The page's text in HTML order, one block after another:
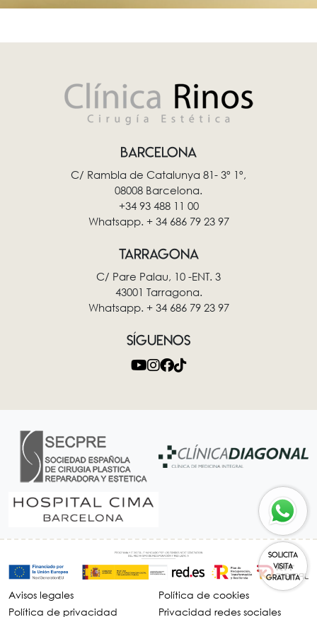
BARCELONA
C/ Rambla de Catalunya 81- 3º 1º,
08008 Barcelona.
+34 93 488 11 00
Whatsapp. + 34 686 79 23 97
TARRAGONA
C/ Pare Palau, 10 -ENT. 3
43001 Tarragona.
Whatsapp. + 34 686 79 23 97
SÍGUENOS
Avisos legales
Política de cookies
Política de privacidad
Privacidad redes sociales
SOLICITA
VISITA
GRATUITA